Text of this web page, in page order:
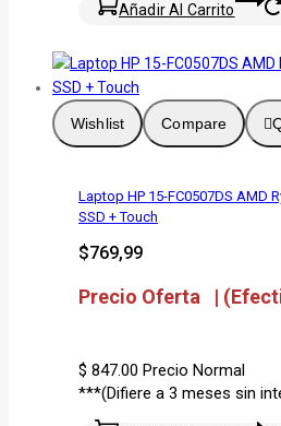
Añadir Al Carrito
Wishlist Compare
Laptop HP 15-FC0507DS AMD
SSD + Touch
$769,99
Precio Oferta |
$ 847.00 Precio Normal
***(Difiere a 3 meses sin